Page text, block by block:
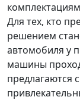
Для тех, кто
решением
автомобиля у
машины
предлагаются